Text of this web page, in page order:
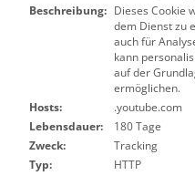
Beschreibung: Dieses Cookie
dem Dienst zu
auch für
kann
auf der
ermöglichen.
Hosts:
.youtube.com
Lebensdauer:
180 Tage
Zweck:
Tracking
Typ:
HTTP